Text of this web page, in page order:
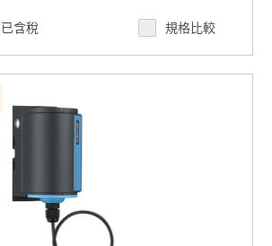
已含稅 規格比較